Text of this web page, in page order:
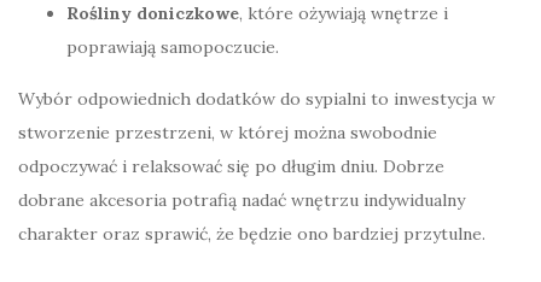
Rośliny doniczkowe, które ożywiają wnętrze i
poprawiają samopoczucie.
Wybór odpowiednich dodatków do sypialni to inwestycja w
stworzenie przestrzeni, w której można swobodnie
odpoczywać i relaksować się po długim dniu. Dobrze
dobrane akcesoria potrafią nadać wnętrzu indywidualny
charakter oraz sprawić, że będzie ono bardziej przytulne.